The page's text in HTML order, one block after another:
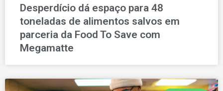
Desperdício dá espaço para 48
toneladas de alimentos salvos em
parceria da Food To Save com
Megamatte